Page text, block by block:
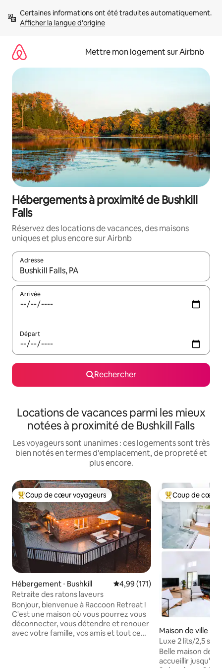
directement
Afficher la langue d'origine
Mettre mon logement sur Airbnb
Hébergements à proximité de Bushkill
Falls
Réservez des locations de vacances, des maisons
uniques et plus encore sur Airbnb
Adresse
Lorsque les résultats s'affichent, utilisez les flèches vers le
Arrivée
Départ
Rechercher
Locations de vacances parmi les mieux
notées à proximité de Bushkill Falls
Les voyageurs sont unanimes : ces logements sont très
bien notés en termes d'emplacement, de propreté et
plus encore.
Coups de cœur voyageurs les plus appréciés
Coup de cœur voyageurs
Hébergement ⋅ Bushkill Évaluation moyenne sur la
4,99 (171)
Retraite des ratons laveurs
Bonjour, bienvenue à Raccoon Retreat !
C'est une maison où vous pourrez vous
déconnecter, vous détendre et renouer
avec votre famille, vos amis et tout ce
Coups de cœur
Coup de cœur
Maison de ville ⋅
sburg
Luxe 2 lits/2,5
8 personnes,
Belle maison de
accueillir jusqu'à